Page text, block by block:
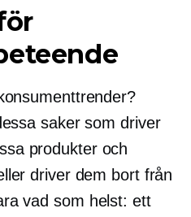
saker som driver
produkter och
driver dem bort från
vad som helst: ett